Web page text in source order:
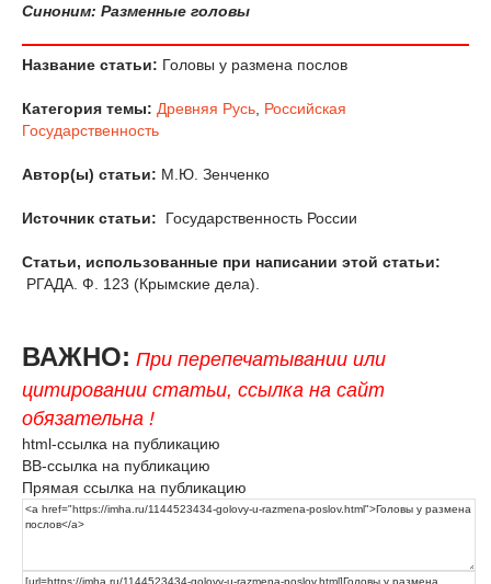
Синоним: Разменные головы
Название статьи: Головы у размена послов
Категория темы: Древняя Русь Российская
Государственность
Автор(ы) статьи: М.Ю. Зенченко
Источник статьи: Государственность России
Статьи, использованные при написании этой статьи:
РГАДА. Ф. 123 (Крымские дела).
ВАЖНО: При перепечатывании или
цитировании статьи, ссылка на сайт
обязательна !
html-ссылка на публикацию
BB-ссылка на публикацию
Прямая ссылка на публикацию